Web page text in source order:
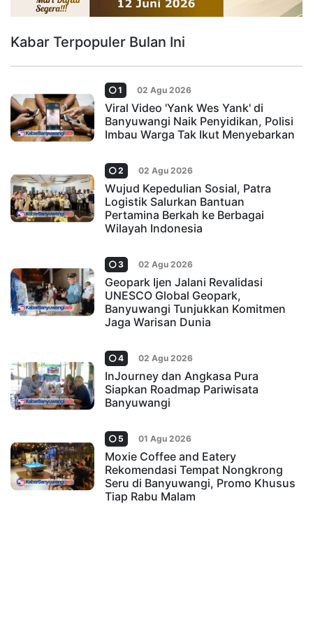
Kabar Terpopuler Bulan Ini
1 02 Agu 2026
Viral Video 'Yank Wes Yank' di
Banyuwangi Naik Penyidikan, Polisi
Imbau Warga Tak Ikut Menyebarkan
2 02 Agu 2026
Wujud Kepedulian Sosial, Patra
Logistik Salurkan Bantuan
Pertamina Berkah ke Berbagai
Wilayah Indonesia
3 02 Agu 2026
Geopark Ijen Jalani Revalidasi
UNESCO Global Geopark,
Banyuwangi Tunjukkan Komitmen
Jaga Warisan Dunia
4 02 Agu 2026
InJourney dan Angkasa Pura
Siapkan Roadmap Pariwisata
Banyuwangi
5 01 Agu 2026
Moxie Coffee and Eatery
Rekomendasi Tempat Nongkrong
Seru di Banyuwangi, Promo Khusus
Tiap Rabu Malam